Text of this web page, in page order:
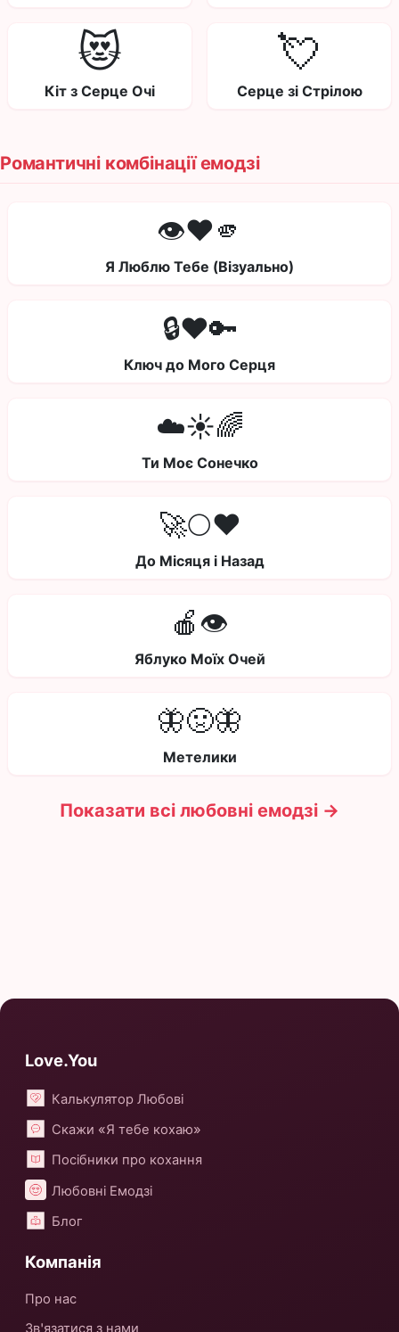
😻
Кіт з Серце Очі
💘
Серце зі Стрілою
Романтичні комбінації емодзі
👁️❤️🫵
Я Люблю Тебе (Візуально)
🔒❤️🔑
Ключ до Мого Серця
☁️☀️🌈
Ти Моє Сонечко
🚀🌕❤️
До Місяця і Назад
🍎👁️
Яблуко Моїх Очей
🦋🤢🦋
Метелики
Показати всі любовні емодзі →
Love.You
Калькулятор Любові
Скажи «Я тебе кохаю»
Посібники про кохання
Любовні Емодзі
Блог
Компанія
Про нас
Зв'язатися з нами